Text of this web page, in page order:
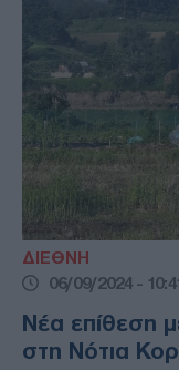
ΔΙΕΘΝΗ
06/09/2024 - 10:41
Νέα επίθεση
στη Νότια